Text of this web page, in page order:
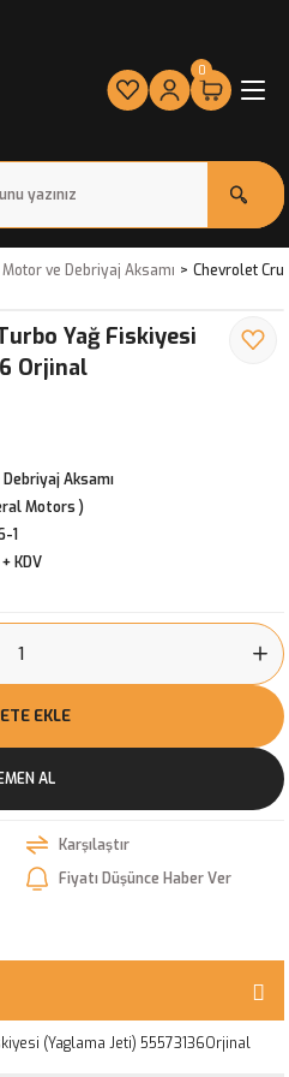
0
Motor ve Debriyaj Aksamı Chevrolet
Yağ Fiskiyesi
Orjinal
Aksamı
Motors )
1
KDV
EKLE
AL
Karşılaştır
Fiyatı Düşünce Haber Ver
(Yaglama Jeti) 55573136Orjinal